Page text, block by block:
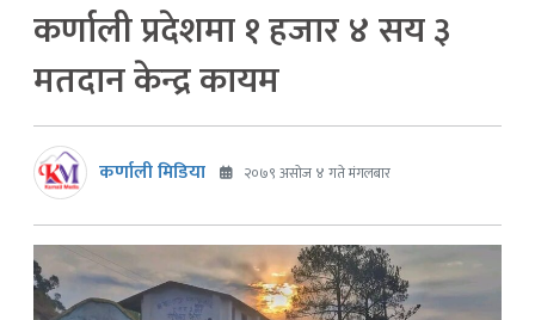
कर्णाली प्रदेशमा १ हजार ४ सय ३
मतदान केन्द्र कायम
कर्णाली मिडिया २०७९ असोज ४ गते मंगलबार